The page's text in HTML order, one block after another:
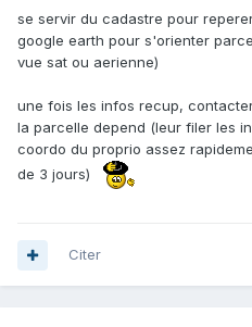
se servir du cadastre pour
google earth pour s'orienter
vue sat ou aerienne)
une fois les infos recup,
la parcelle depend (leur filer les
coordo du proprio assez
de 3 jours)
Citer